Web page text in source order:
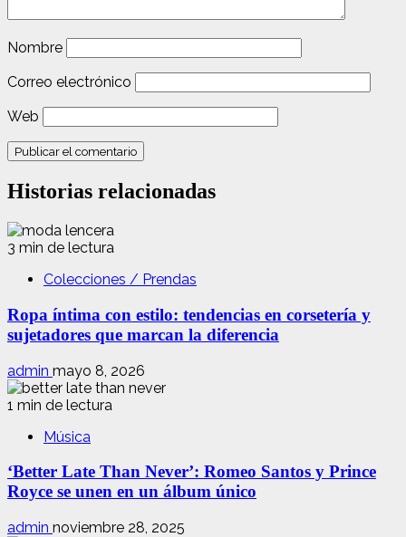
Nombre
Correo electrónico
Web
Historias relacionadas
3 min de lectura
Colecciones / Prendas
Ropa íntima con estilo: tendencias en corsetería y
sujetadores que marcan la diferencia
admin mayo 8, 2026
1 min de lectura
Música
‘Better Late Than Never’: Romeo Santos y Prince
Royce se unen en un álbum único
admin noviembre 28, 2025